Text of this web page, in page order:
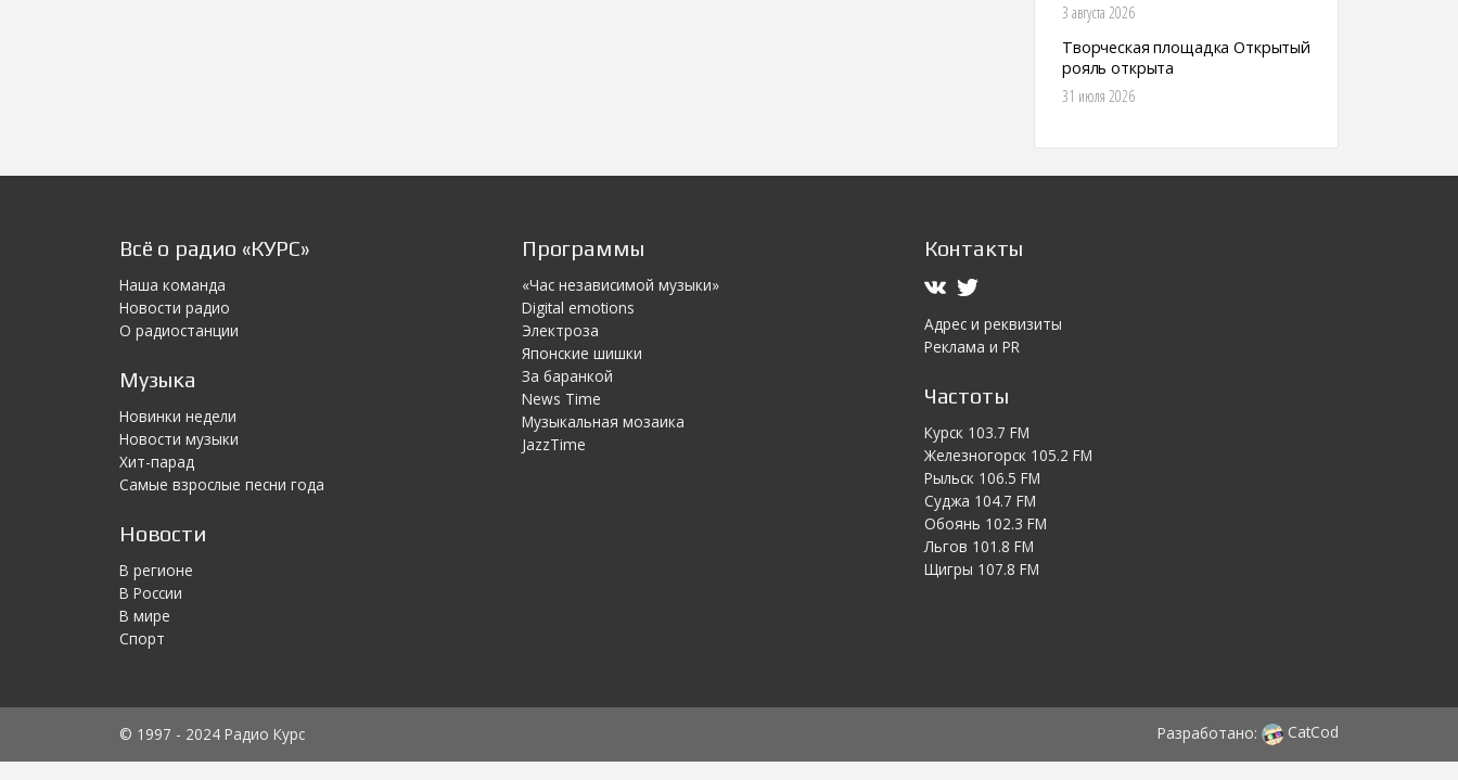
3 августа 2026
Творческая площадка Открытый
рояль открыта
31 июля 2026
Всё о радио «КУРС»
Наша команда
Новости радио
О радиостанции
Музыка
Новинки недели
Новости музыки
Хит-парад
Самые взрослые песни года
Новости
В регионе
В России
В мире
Спорт
Программы
«Час независимой музыки»
Digital emotions
Электроза
Японскиe шишки
За баранкой
News Time
Музыкальная мозаика
JazzTime
Контакты
Адрес и реквизиты
Реклама и PR
Частоты
Курск 103.7 FM
Железногорск 105.2 FM
Рыльск 106.5 FM
Суджа 104.7 FM
Обоянь 102.3 FM
Льгов 101.8 FM
Щигры 107.8 FM
© 1997 - 2024 Радио Курс Разработано: CatCod